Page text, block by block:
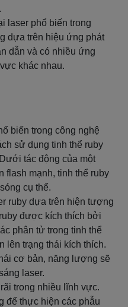
laser phổ biến trong
dựa trên hiệu ứng phát
dẫn và có nhiều ứng
khác nhau.
biến trong công nghệ
sử dụng tinh thể ruby
tác động của một
flash mạnh, tinh thể ruby
cụ thể.
ruby dựa trên hiện tượng
được kích thích bởi
phân tử trong tinh thể
lên trạng thái kích thích.
cơ bản, năng lượng sẽ
laser.
trong nhiều lĩnh vực.
để thực hiện các phẫu